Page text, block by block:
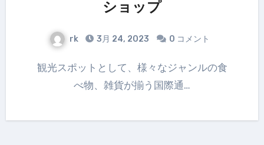
ショップ
rk 3月 24, 2023 0 コメント
観光スポットとして、様々なジャンルの食
べ物、雑貨が揃う国際通…